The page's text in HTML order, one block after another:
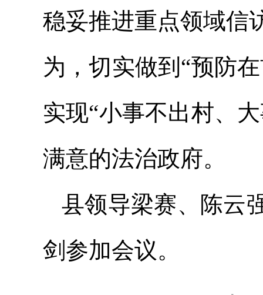
稳妥推进重点领域信
为，切实做到“预防
实现“小事不出村、
满意的法治政府。
县领导梁赛、陈云
剑参加会议。